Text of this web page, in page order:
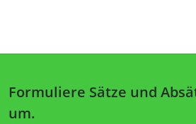
Formuliere Sätze und
um.